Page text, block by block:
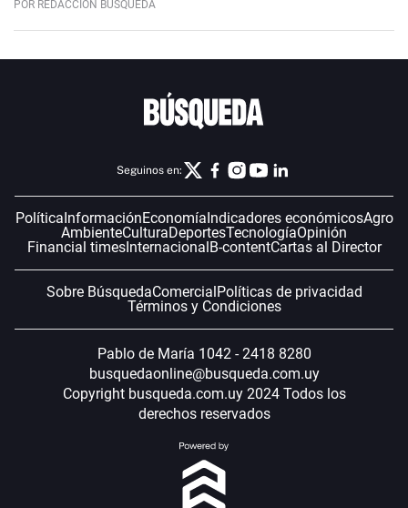
POR REDACCIÓN BÚSQUEDA
Seguinos en:
PolíticaInformaciónEconomíaIndicadores económicosAgro
AmbienteCulturaDeportesTecnologíaOpinión
Financial timesInternacionalB-contentCartas al Director
Sobre BúsquedaComercialPolíticas de privacidad
Términos y Condiciones
Pablo de María 1042 - 2418 8280
busquedaonline@busqueda.com.uy
Copyright busqueda.com.uy 2024 Todos los
derechos reservados